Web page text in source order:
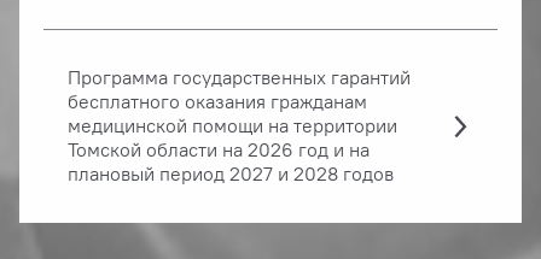
Программа государственных гарантий
бесплатного оказания гражданам
медицинской помощи на территории
Томской области на 2026 год и на
плановый период 2027 и 2028 годов